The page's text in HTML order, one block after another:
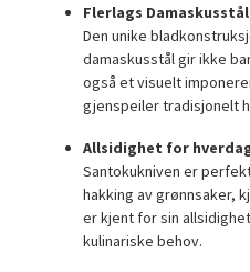
Flerlags
Den unike
damaskusstål gir ikke
også et visuelt
gjenspeiler tradisjonelt
Allsidighet for
Santokukniven er
hakking av grønnsaker,
er kjent for sin
kulinariske behov.